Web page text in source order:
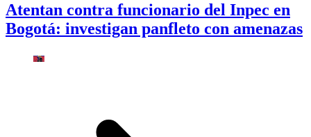
Atentan contra funcionario del Inpec en
Bogotá: investigan panfleto con amenazas